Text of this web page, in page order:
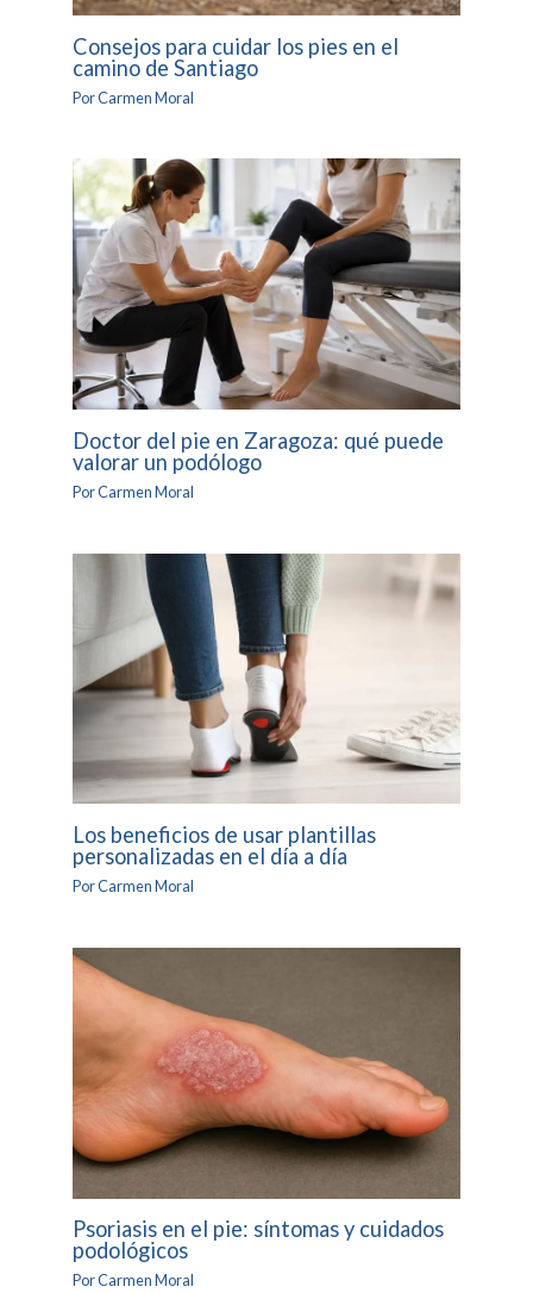
Consejos para cuidar los pies en el
camino de Santiago
PorCarmen Moral
Doctor del pie en Zaragoza: qué puede
valorar un podólogo
PorCarmen Moral
Los beneficios de usar plantillas
personalizadas en el día a día
PorCarmen Moral
Psoriasis en el pie: síntomas y cuidados
podológicos
PorCarmen Moral